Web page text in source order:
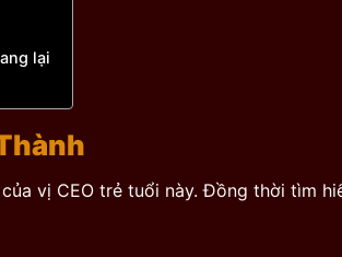
lại
vị CEO trẻ tuổi này. Đồng thời tìm